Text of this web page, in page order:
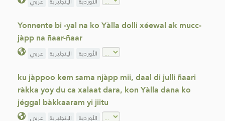
Yonnente bi -yal na ko Yàlla dolli xéewal ak mucc-
jàpp na ñaar-ñaar
عربي الإنجليزية الأوردية
ku jàppoo kem sama njàpp mii, daal di julli ñaari
ràkka yoy du ca xalaat dara, kon Yàlla dana ko
jéggal bàkkaaram yi jiitu
عربي الإنجليزية الأوردية